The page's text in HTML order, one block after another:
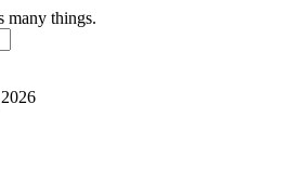
many things.